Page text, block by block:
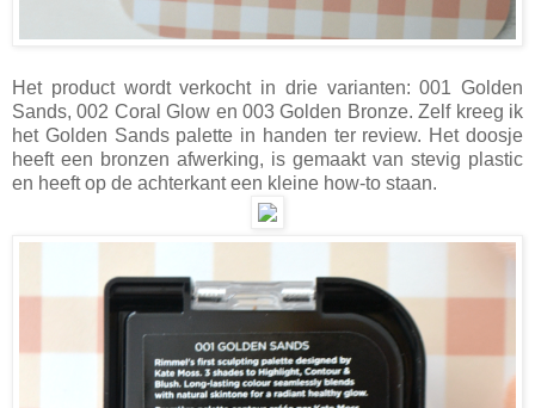
Het product wordt verkocht in drie varianten: 001 Golden
Sands, 002 Coral Glow en 003 Golden Bronze. Zelf kreeg ik
het Golden Sands palette in handen ter review. Het doosje
heeft een bronzen afwerking, is gemaakt van stevig plastic
en heeft op de achterkant een kleine how-to staan.